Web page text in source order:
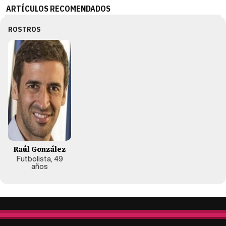
ARTÍCULOS RECOMENDADOS
ROSTROS
Raúl González
Futbolista, 49
años